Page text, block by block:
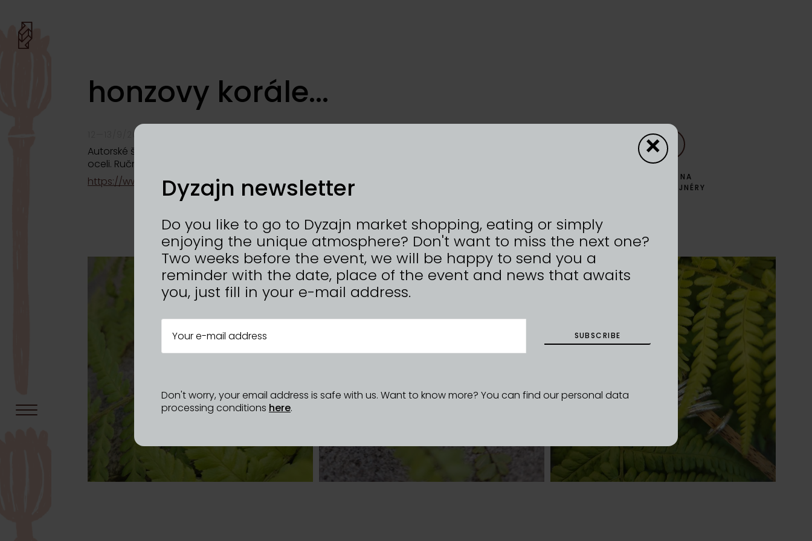
honzovy korále...
12—13/9/2026 | VÝSTAVIŠTĚ PRAHA, HOLEŠOVICE
Autorské šperky ze stříbra, minerálů, drahých kamenů a chirurgické
oceli. Ručně vyráběné v Olomouci.
https://www.instagram.com/honzovykorale
ZPĚT NA
DYZAJNÉRY
Dyzajn newsletter
Do you like to go to Dyzajn market shopping, eating or simply
enjoying the unique atmosphere? Don't want to miss the next one?
Two weeks before the event, we will be happy to send you a
reminder with the date, place of the event and news that awaits
you, just fill in your e-mail address.
SUBSCRIBE
Don't worry, your email address is safe with us. Want to know more? You can find our personal data
processing conditions here.
×